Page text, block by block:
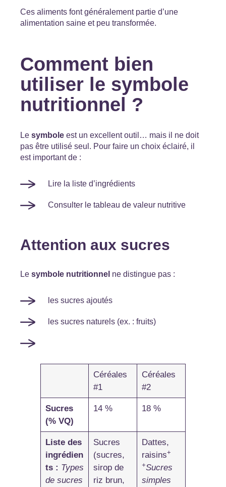
Ces aliments font généralement partie d’une
alimentation saine et peu transformée.
Comment bien
utiliser le symbole
nutritionnel ?
Le symbole est un excellent outil… mais il ne doit
pas être utilisé seul. Pour faire un choix éclairé, il
est important de :
Lire la liste d’ingrédients
Consulter le tableau de valeur nutritive
Attention aux sucres
Le symbole nutritionnel ne distingue pas :
les sucres ajoutés
les sucres naturels (ex. : fruits)
Céréales
#1
Céréales
#2
Sucres
(% VQ)
14 % 18 %
Liste des
ingrédien
ts : Types
de sucres
Sucres
(sucres,
sirop de
riz brun,
Dattes,
raisins+
+Sucres
simples